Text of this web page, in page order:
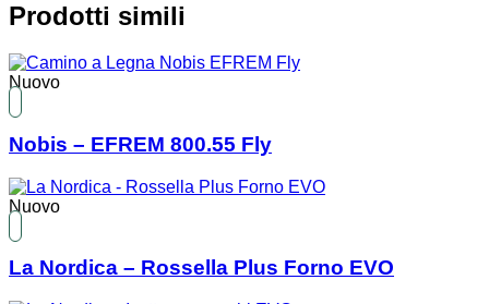
Prodotti simili
Nuovo
Nobis – EFREM 800.55 Fly
Nuovo
La Nordica – Rossella Plus Forno EVO